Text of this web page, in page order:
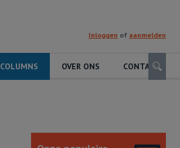
Inloggen of aanmelden
COLUMNS OVER ONS CONTACT
Zoeken